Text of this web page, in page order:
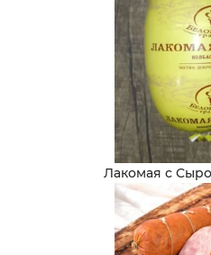
Лакомая с